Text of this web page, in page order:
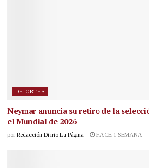
DEPORTES
Neymar anuncia su retiro de la
el Mundial de 2026
por Redacción Diario La Página HACE 1 SEMANA